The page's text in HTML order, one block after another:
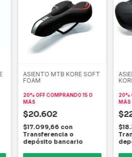
ASIENTO MTB KORE SOFT
FOAM
20% OFFCOMPRANDO 15 O
MÁS
$20.602
$17.099,66 con
Transferencia o
depósito bancario
20%
MÁS